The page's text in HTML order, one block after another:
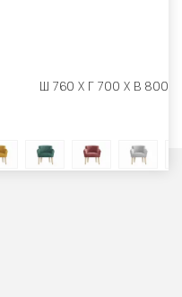
Ш 760 X Г 700 X В 800